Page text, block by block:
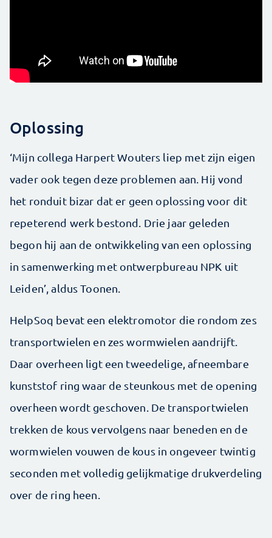
Oplossing
‘Mijn collega Harpert Wouters liep met zijn eigen
vader ook tegen deze problemen aan. Hij vond
het ronduit bizar dat er geen oplossing voor dit
repeterend werk bestond. Drie jaar geleden
begon hij aan de ontwikkeling van een oplossing
in samenwerking met ontwerpbureau NPK uit
Leiden’, aldus Toonen.
HelpSoq bevat een elektromotor die rondom zes
transportwielen en zes wormwielen aandrijft.
Daar overheen ligt een tweedelige, afneembare
kunststof ring waar de steunkous met de opening
overheen wordt geschoven. De transportwielen
trekken de kous vervolgens naar beneden en de
worm­wielen vouwen de kous in ongeveer twintig
seconden met volledig gelijkmatige drukverdeling
over de ring heen.